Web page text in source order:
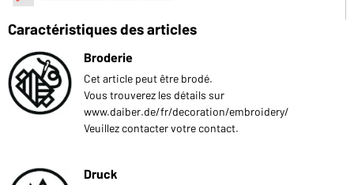
Caractéristiques des articles
Broderie
Cet article peut être brodé.
Vous trouverez les détails sur
www.daiber.de/fr/decoration/embroidery/
Veuillez contacter votre contact.
Druck